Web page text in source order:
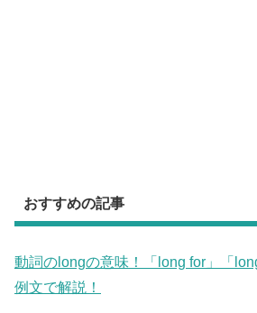
おすすめの記事
動詞のlongの意味！「long for」「
例文で解説！